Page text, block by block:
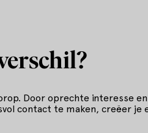
Door oprechte interesse
contact te maken, creëer